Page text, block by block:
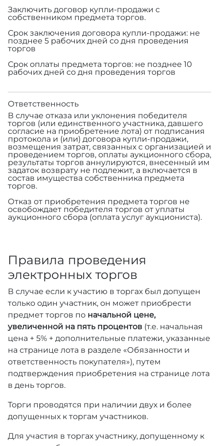
Заключить договор купли-продажи с
собственником предмета торгов.
Срок заключения договора купли-продажи: не
позднее 5 рабочих дней со дня проведения
торгов
Срок оплаты предмета торгов: не позднее 10
рабочих дней со дня проведения торгов
Ответственность
В случае отказа или уклонения победителя
торгов (или единственного участника, давшего
согласие на приобретение лота) от подписания
протокола и (или) договора купли-продажи,
возмещения затрат, связанных с организацией и
проведением торгов, оплаты аукционного сбора,
результаты торгов аннулируются, внесенный им
задаток возврату не подлежит, а включается в
состав имущества собственника предмета
торгов.
Отказ от приобретения предмета торгов не
освобождает победителя торгов от уплаты
аукционного сбора (оплата услуг аукциониста).
Правила проведения
электронных торгов
В случае если к участию в торгах был допущен
только один участник, он может приобрести
предмет торгов по начальной цене,
увеличенной на пять процентов (т.е. начальная
цена + 5% + дополнительные платежи, указанные
на странице лота в разделе «Обязанности и
ответственность покупателя»), путем
подтверждения приобретения на странице лота
в день торгов.
Торги проводятся при наличии двух и более
допущенных к торгам участников.
Для участия в торгах участнику, допущенному к